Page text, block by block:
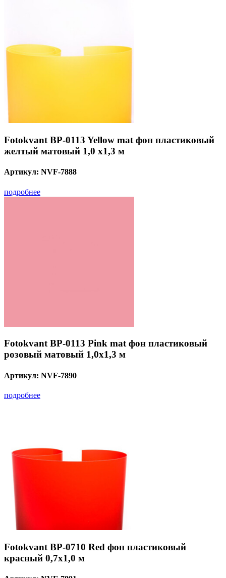
Fotokvant BP-0113 Yellow mat фон пластиковый
желтый матовый 1,0 х1,3 м
Артикул: NVF-7888
подробнее
Fotokvant BP-0113 Pink mat фон пластиковый
розовый матовый 1,0х1,3 м
Артикул: NVF-7890
подробнее
Fotokvant BP-0710 Red фон пластиковый
красный 0,7х1,0 м